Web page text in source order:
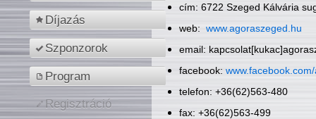
Díjazás
Szponzorok
Program
Regisztráció
cím: 6722 Szeged Kálvária
web: www.agoraszeged.hu
email:
facebook:
telefon: +36(62)563-480
fax: +36(62)563-499